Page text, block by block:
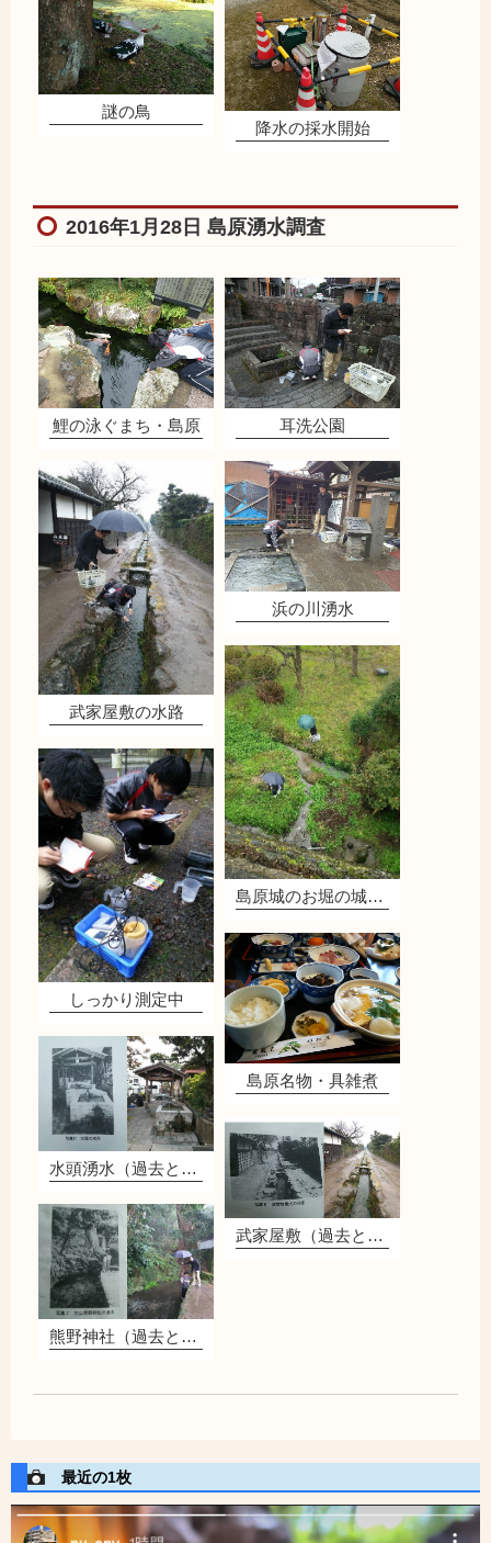
謎の鳥
降水の採水開始
2016年1月28日 島原湧水調査
鯉の泳ぐまち・島原 耳洗公園
浜の川湧水
武家屋敷の水路
島原城のお堀の城壁から湧出
しっかり測定中
島原名物・具雑煮
水頭湧水（過去と現在）
武家屋敷（過去と現在）
熊野神社（過去と現在）
最近の1枚